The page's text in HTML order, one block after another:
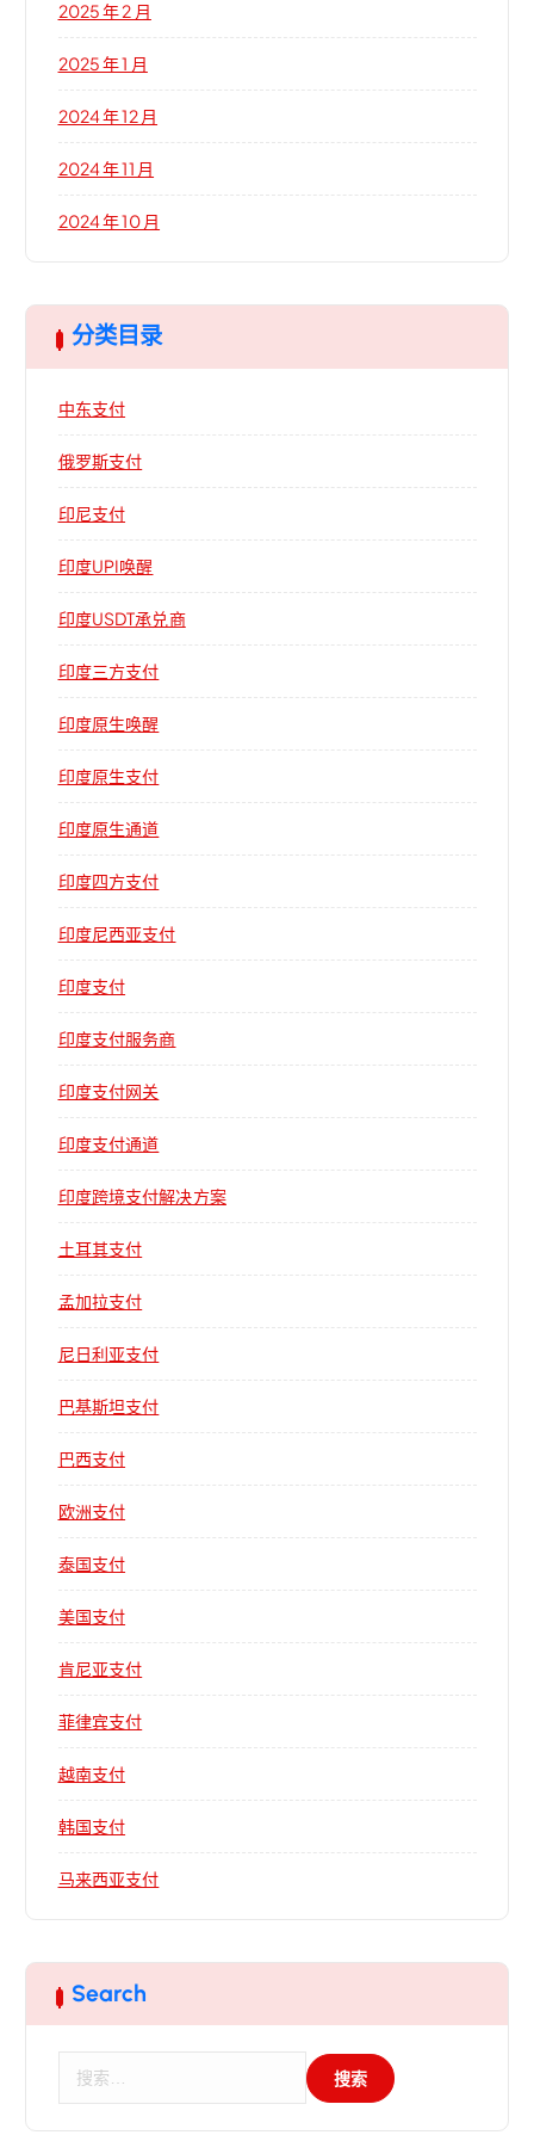
2025 年 2 月
2025 年 1 月
2024 年 12 月
2024 年 11 月
2024 年 10 月
分类目录
中东支付
俄罗斯支付
印尼支付
印度UPI唤醒
印度USDT承兑商
印度三方支付
印度原生唤醒
印度原生支付
印度原生通道
印度四方支付
印度尼西亚支付
印度支付
印度支付服务商
印度支付网关
印度支付通道
印度跨境支付解决方案
土耳其支付
孟加拉支付
尼日利亚支付
巴基斯坦支付
巴西支付
欧洲支付
泰国支付
美国支付
肯尼亚支付
菲律宾支付
越南支付
韩国支付
马来西亚支付
Search